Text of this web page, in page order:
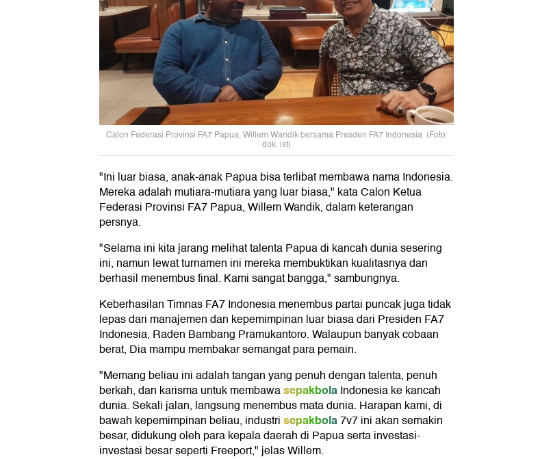
Calon Federasi Provinsi FA7 Papua, Willem Wandik bersama Presden FA7 Indonesia. (Foto:
dok. ist)
"Ini luar biasa, anak-anak Papua bisa terlibat membawa nama Indonesia.
Mereka adalah mutiara-mutiara yang luar biasa," kata Calon Ketua
Federasi Provinsi FA7 Papua, Willem Wandik, dalam keterangan
persnya.
"Selama ini kita jarang melihat talenta Papua di kancah dunia sesering
ini, namun lewat turnamen ini mereka membuktikan kualitasnya dan
berhasil menembus final. Kami sangat bangga," sambungnya.
Keberhasilan Timnas FA7 Indonesia menembus partai puncak juga tidak
lepas dari manajemen dan kepemimpinan luar biasa dari Presiden FA7
Indonesia, Raden Bambang Pramukantoro. Walaupun banyak cobaan
berat, Dia mampu membakar semangat para pemain.
"Memang beliau ini adalah tangan yang penuh dengan talenta, penuh
berkah, dan karisma untuk membawasepakbolaIndonesia ke kancah
dunia. Sekali jalan, langsung menembus mata dunia. Harapan kami, di
bawah kepemimpinan beliau, industrisepakbola7v7 ini akan semakin
besar, didukung oleh para kepala daerah di Papua serta investasi-
investasi besar seperti Freeport," jelas Willem.